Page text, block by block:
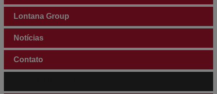
Lontana Group
Notícias
Contato